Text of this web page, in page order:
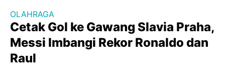
OLAHRAGA
Cetak Gol ke Gawang Slavia Praha,
Messi Imbangi Rekor Ronaldo dan
Raul